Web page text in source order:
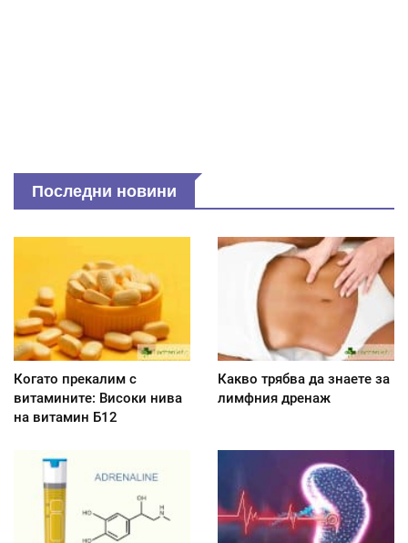
Последни новини
Когато прекалим с
витамините: Високи нива
на витамин Б12
Какво трябва да знаете за
лимфния дренаж